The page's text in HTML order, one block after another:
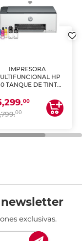
IMPRESORA
HP
TANQUE DE TINTA
ESCANEA)
00
00
exclusivas.